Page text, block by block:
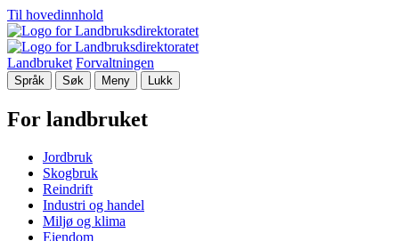
Til hovedinnhold
Landbruket Forvaltningen
Språk Søk Meny Lukk
For landbruket
Jordbruk
Skogbruk
Reindrift
Industri og handel
Miljø og klima
Eiendom